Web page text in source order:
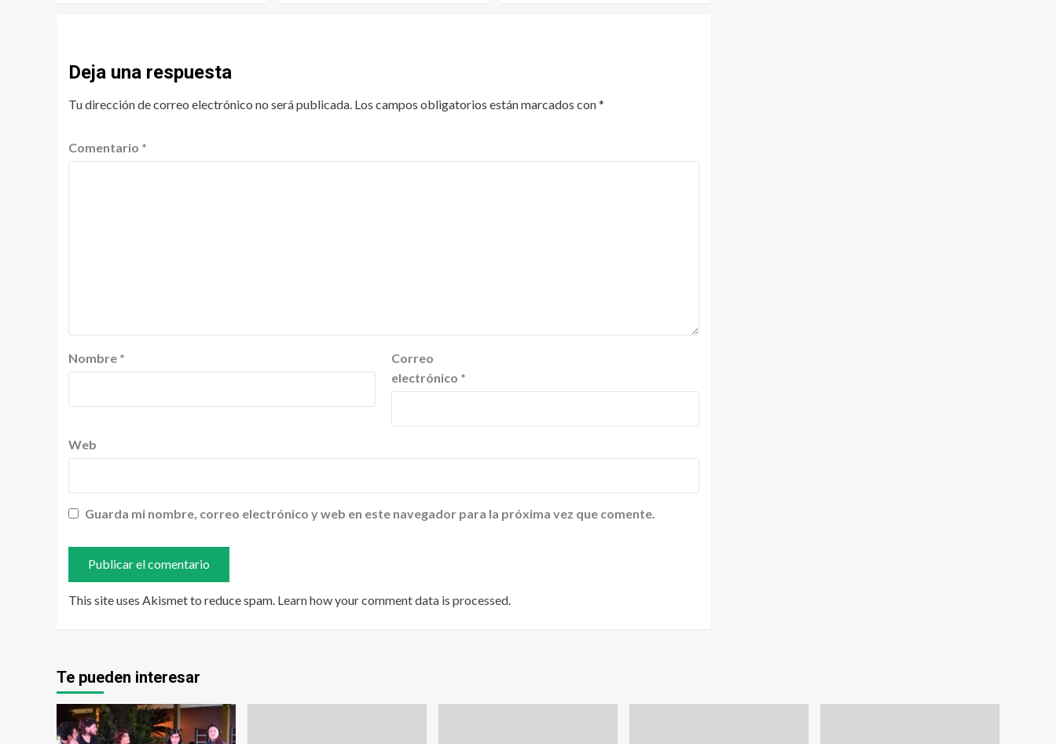
Deja una respuesta
Tu dirección de correo electrónico no será publicada. Los campos obligatorios están marcados con*
Comentario *
Nombre *
Correo
electrónico *
Web
Guarda mi nombre, correo electrónico y web en este navegador para la próxima vez que comente.
This site uses Akismet to reduce spam. Learn how your comment data is processed
Te pueden interesar